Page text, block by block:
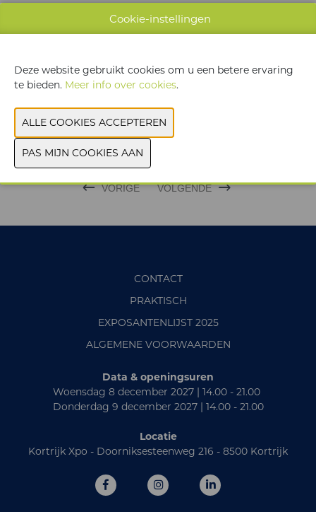
oplossingsgericht, toegewijd en hands-on, precies op maat
van uw professionele ambities.
WEBSITE & CATALOGUS
PRODUCTGROEP
VORIGE VOLGENDE
CONTACT
PRAKTISCH
EXPOSANTENLIJST 2025
ALGEMENE VOORWAARDEN
Data & openingsuren
Woensdag 8 december 2027 | 14.00 - 21.00
Donderdag 9 december 2027 | 14.00 - 21.00
Locatie
Kortrijk Xpo - Doorniksesteenweg 216 - 8500 Kortrijk
Cookie-instellingen
Deze website gebruikt cookies om u een betere ervaring
te bieden. Meer info over cookies.